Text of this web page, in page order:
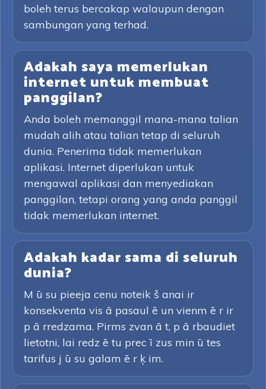
boleh terus bercakap walaupun dengan
sambungan yang terhad.
Adakah saya memerlukan
internet untuk membuat
panggilan?
Anda boleh memanggil mana-mana talian
mudah alih atau talian tetap di seluruh
dunia. Penerima tidak memerlukan
aplikasi. Internet diperlukan untuk
mengawal aplikasi dan menyediakan
panggilan, tetapi orang yang anda panggil
tidak memerlukan internet.
Adakah kadar sama di seluruh
dunia?
M ū su pieeja cenu noteik š anai ir
konsekventa vis ā pasaul ē un vienm ē r ir
p ā rredzama. Pirms zvan ā t, p ā rbaudiet
lietotni, lai redz ē tu prec ī zus min ū tes
tarifus j ū su galam ē r ķ im.